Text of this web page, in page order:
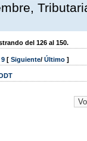
del 126 al 150.
9 [ Siguiente/ Último ]